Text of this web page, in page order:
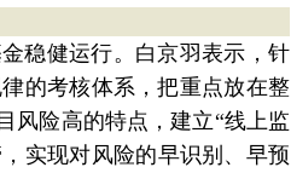
稳健运行。白京羽表示，针
的考核体系，把重点放在整
风险高的特点，建立“线上监
实现对风险的早识别、早预